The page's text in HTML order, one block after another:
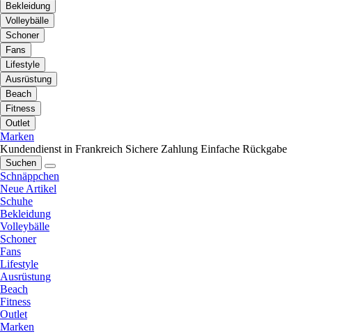
Bekleidung
Volleybälle
Schoner
Fans
Lifestyle
Ausrüstung
Beach
Fitness
Outlet
Marken
Kundendienst in Frankreich Sichere Zahlung Einfache Rückgabe
Suchen
Schnäppchen
Neue Artikel
Schuhe
Bekleidung
Volleybälle
Schoner
Fans
Lifestyle
Ausrüstung
Beach
Fitness
Outlet
Marken